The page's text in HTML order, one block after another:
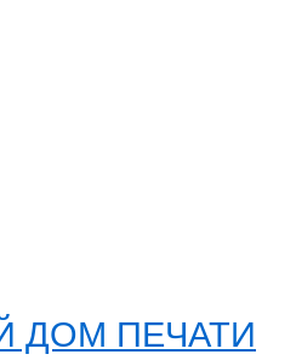
ДОМ ПЕЧАТИ